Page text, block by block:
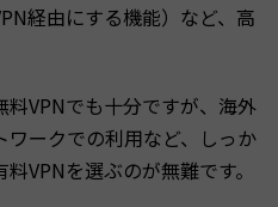
経由にする機能）など、高
VPNでも十分ですが、海外
ークでの利用など、しっか
VPNを選ぶのが無難です。